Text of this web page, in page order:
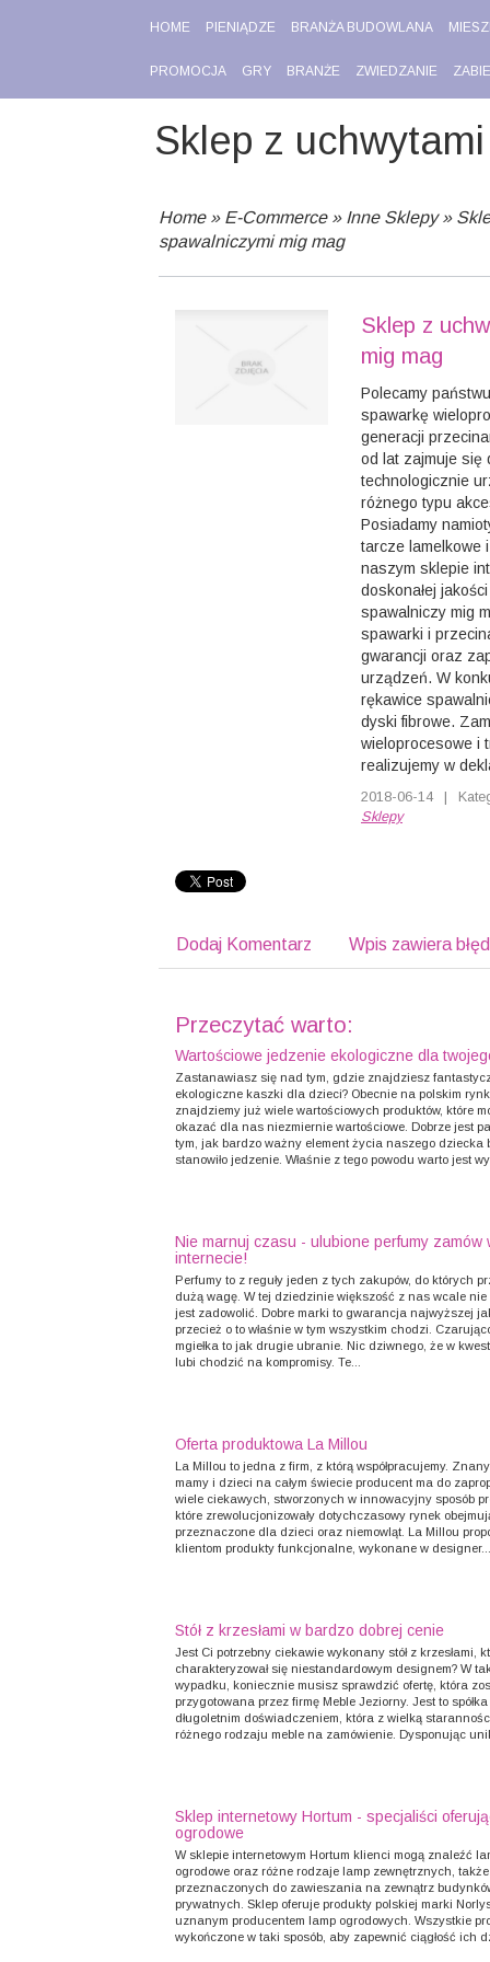
HOME PIENIĄDZE BRANŻA BUDOWLANA
PROMOCJA GRY BRANŻE ZWIEDZANIE
Sklep z
Home» E-Commerce» Inne Sklepy»
spawalniczymi mig mag
Sklep z
mig mag
Polecamy
spawarkę
generacji
od lat zajmuje się
technologicznie
różnego typu
Posiadamy
tarcze lamelkowe
naszym sklepie
doskonałej
spawalniczy mig
spawarki i
gwarancji oraz
urządzeń. W
rękawice
dyski fibrowe.
wieloprocesowe i
realizujemy w
2018-06-14 |
Sklepy
Dodaj Komentarz Wpis zawiera
Przeczytać warto:
Wartościowe jedzenie ekologiczne dla
Zastanawiasz się nad tym, gdzie znajdziesz
ekologiczne kaszki dla dzieci? Obecnie na polskim
znajdziemy już wiele wartościowych produktów, które
okazać dla nas niezmiernie wartościowe. Dobrze jest
tym, jak bardzo ważny element życia naszego dziecka
stanowiło jedzenie. Właśnie z tego powodu warto jest
Nie marnuj czasu - ulubione perfumy zamów
internecie!
Perfumy to z reguły jeden z tych zakupów, do których
dużą wagę. W tej dziedzinie większość z nas wcale nie
jest zadowolić. Dobre marki to gwarancja najwyższej
przecież o to właśnie w tym wszystkim chodzi.
mgiełka to jak drugie ubranie. Nic dziwnego, że w
lubi chodzić na kompromisy. Te...
Oferta produktowa La Millou
La Millou to jedna z firm, z którą współpracujemy.
mamy i dzieci na całym świecie producent ma do
wiele ciekawych, stworzonych w innowacyjny sposób
które zrewolucjonizowały dotychczasowy rynek
przeznaczone dla dzieci oraz niemowląt. La Millou
klientom produkty funkcjonalne, wykonane w designer...
Stół z krzesłami w bardzo dobrej cenie
Jest Ci potrzebny ciekawie wykonany stół z krzesłami,
charakteryzował się niestandardowym designem? W
wypadku, koniecznie musisz sprawdzić ofertę, która
przygotowana przez firmę Meble Jeziorny. Jest to spółka
długoletnim doświadczeniem, która z wielką
różnego rodzaju meble na zamówienie. Dysponując
Sklep internetowy Hortum - specjaliści
ogrodowe
W sklepie internetowym Hortum klienci mogą znaleźć
ogrodowe oraz różne rodzaje lamp zewnętrznych, także
przeznaczonych do zawieszania na zewnątrz
prywatnych. Sklep oferuje produkty polskiej marki
uznanym producentem lamp ogrodowych. Wszystkie
wykończone w taki sposób, aby zapewnić ciągłość ich